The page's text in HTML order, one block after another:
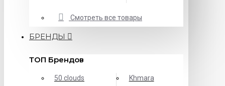
Смотреть все товары
БРЕНДЫ
ТОП Брендов
50 clouds
Khmara